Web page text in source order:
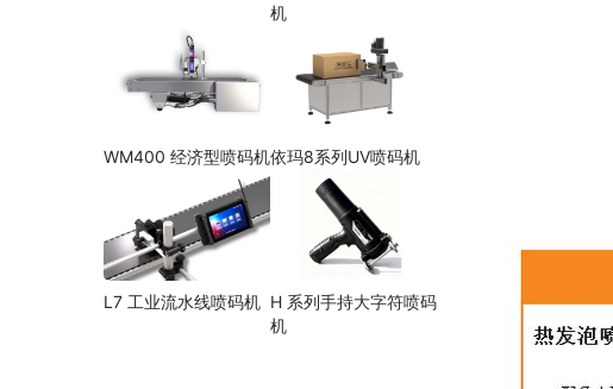
机
WM400 经济型喷码机依玛8系列UV喷码机
L7 工业流水线喷码机 H 系列手持大字符喷码
机